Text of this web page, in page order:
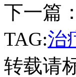
下一篇：
TAG:治
转载请